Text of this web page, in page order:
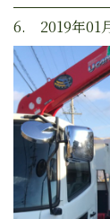
6. 2019年01